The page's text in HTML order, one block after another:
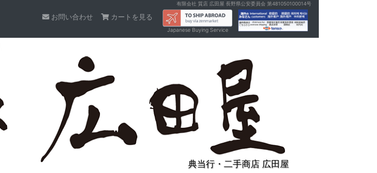
有限会社 質店 広田屋 長野県公安委員会 第481050100014号
お問い合わせ カートを見る
Japanese Buying Service
典当行・二手商店 広田屋